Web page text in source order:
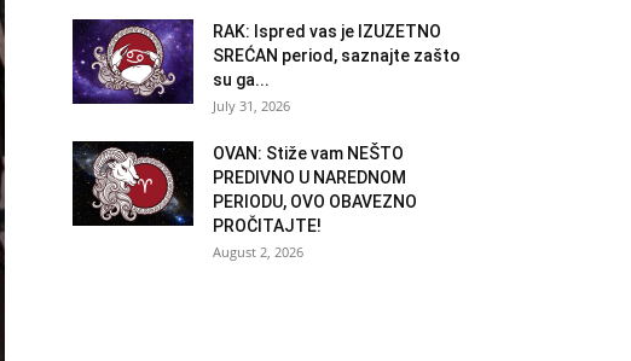
RAK: Ispred vas je IZUZETNO
SREĆAN period, saznajte zašto
su ga...
July 31, 2026
OVAN: Stiže vam NEŠTO
PREDIVNO U NAREDNOM
PERIODU, OVO OBAVEZNO
PROČITAJTE!
August 2, 2026